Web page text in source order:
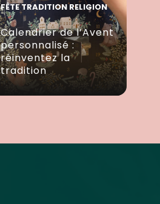
FÊTE TRADITION RELIGION
Calendrier de l’Avent
personnalisé :
réinventez la
tradition